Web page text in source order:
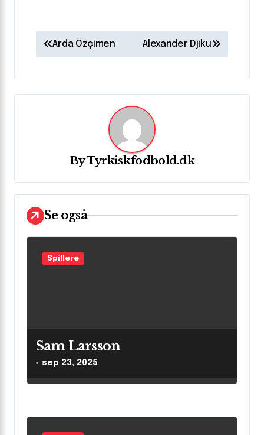
n
d
l
a
v
i
g
n
Arda Özçimen Alexander Djiku
ByTyrkiskfodbold.dk
Se også
Spillere
Sam Larsson
sep 23, 2025